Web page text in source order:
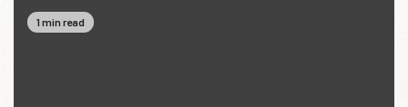
1 min read